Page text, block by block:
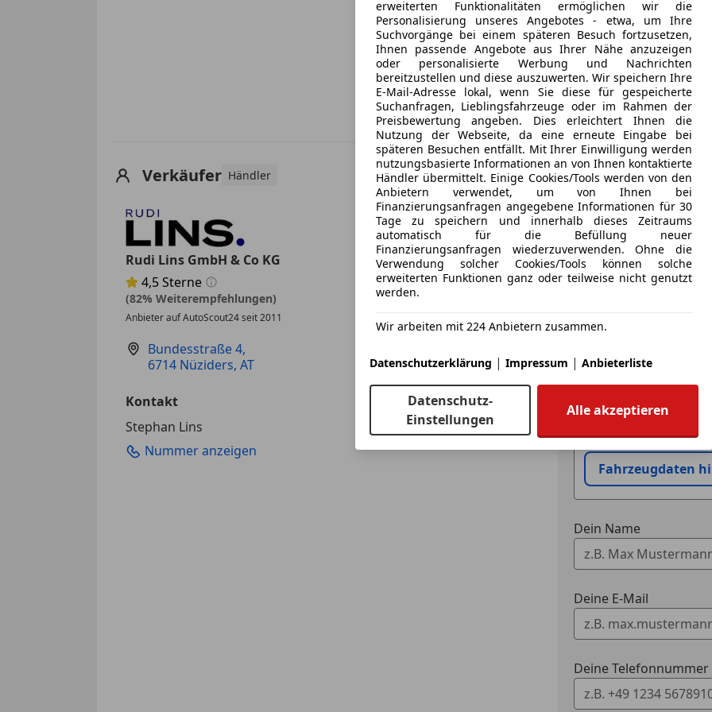
Freischaden-Gutschein ab Stufe 0
Auto einfach online versichern & Rabatt holen
Jetzt berechnen
Verkäufer Händler
Rudi Lins GmbH & Co KG
Sternebewertung 4.5 von 5
4,5Sterne
(82% Weiterempfehlungen)
Anbieter auf AutoScout24 seit 2011
Bundesstraße 4,
6714 Nüziders, AT
Kontakt
Stephan Lins
Nummer anzeigen
Anbieter
Deine Nachricht
Eintauschwagen:
Ich möchte mein
Fahrzeugdaten
Dein Name
Deine E-Mail
Deine
erweiterten Funktionalitäten ermöglichen wir die
Personalisierung unseres Angebotes - etwa, um Ihre
Suchvorgänge bei einem späteren Besuch fortzusetzen,
Ihnen passende Angebote aus Ihrer Nähe anzuzeigen
oder personalisierte Werbung und Nachrichten
bereitzustellen und diese auszuwerten. Wir speichern Ihre
E-Mail-Adresse lokal, wenn Sie diese für gespeicherte
Suchanfragen, Lieblingsfahrzeuge oder im Rahmen der
Preisbewertung angeben. Dies erleichtert Ihnen die
Nutzung der Webseite, da eine erneute Eingabe bei
späteren Besuchen entfällt. Mit Ihrer Einwilligung werden
nutzungsbasierte Informationen an von Ihnen kontaktierte
Händler übermittelt. Einige Cookies/Tools werden von den
Anbietern verwendet, um von Ihnen bei
Finanzierungsanfragen angegebene Informationen für 30
Tage zu speichern und innerhalb dieses Zeitraums
automatisch für die Befüllung neuer
Finanzierungsanfragen wiederzuverwenden. Ohne die
Verwendung solcher Cookies/Tools können solche
erweiterten Funktionen ganz oder teilweise nicht genutzt
werden.
Wir arbeiten mit 224 Anbietern zusammen.
Datenschutzerklärung | Impressum | Anbieterliste
Datenschutz-
Einstellungen
Alle akzeptieren